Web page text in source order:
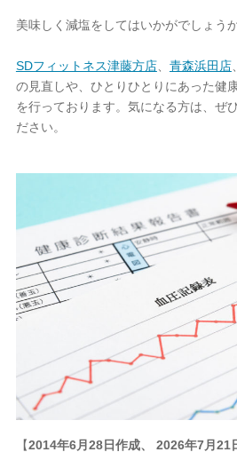
美味しく減塩をしてはいかがでしょう
SDフィットネス津藤方店、 青森浜田店、
の見直しや、ひとりひとりにあった健
を行っております。気になる方は、ぜ
ださい。
【2014年6月28日作成、 2026年7月21